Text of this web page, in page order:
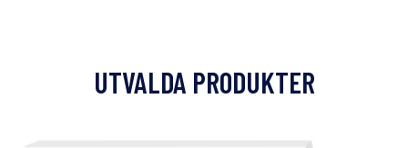
UTVALDA PRODUKTER